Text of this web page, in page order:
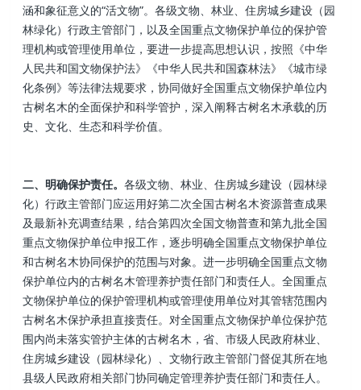
涵和象征意义的“活文物”。各级文物、林业、住房城乡建设（园
林绿化）行政主管部门，以及全国重点文物保护单位的保护管
理机构或管理使用单位，要进一步提高思想认识，按照《中华
人民共和国文物保护法》《中华人民共和国森林法》《城市绿
化条例》等法律法规要求，协同做好全国重点文物保护单位内
古树名木的全面保护和科学管护，深入阐释古树名木承载的历
史、文化、生态和科学价值。
二、明确保护责任。各级文物、林业、住房城乡建设（园林绿
化）行政主管部门应运用好第二次全国古树名木资源普查成果
及最新补充调查结果，结合第四次全国文物普查和第九批全国
重点文物保护单位申报工作，逐步明确全国重点文物保护单位
和古树名木协同保护的范围与对象。进一步明确全国重点文物
保护单位内的古树名木管理养护责任部门和责任人。全国重点
文物保护单位的保护管理机构或管理使用单位对其管辖范围内
古树名木保护承担直接责任。对全国重点文物保护单位保护范
围内尚未落实管护主体的古树名木，省、市级人民政府林业、
住房城乡建设（园林绿化）、文物行政主管部门督促其所在地
县级人民政府相关部门协同确定管理养护责任部门和责任人。